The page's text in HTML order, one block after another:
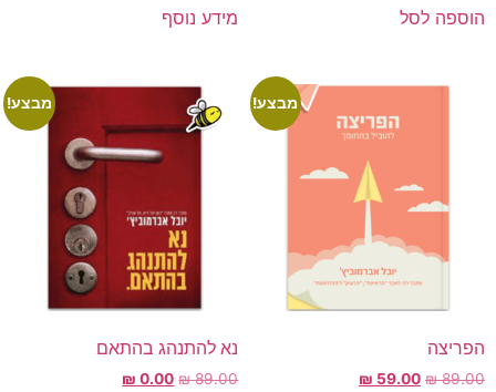
הוספה לסל מידע נוסף
מבצע!
הפריצה
89.00
₪
59.00
₪
מבצע!
נא להתנהג בהתאם
89.00
₪
0.00
₪